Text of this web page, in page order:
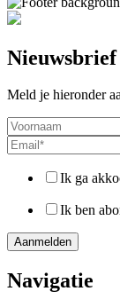
Nieuwsbrief
Meld je hieronder
Ik ga
Ik ben
Navigatie